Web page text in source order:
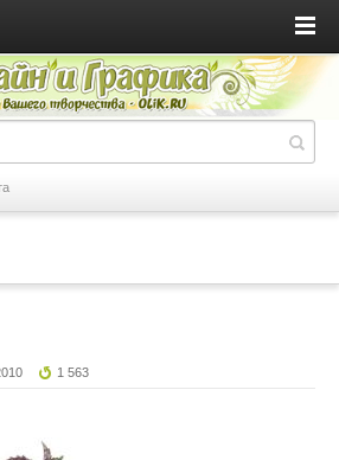
1 563